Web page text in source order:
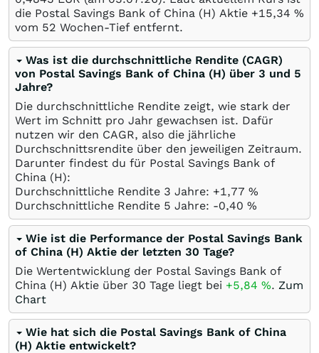
die Postal Savings Bank of China (H) Aktie +15,34 %
vom 52 Wochen-Tief entfernt.
Was ist die durchschnittliche Rendite (CAGR)
von Postal Savings Bank of China (H) über 3 und 5
Jahre?
Die durchschnittliche Rendite zeigt, wie stark der
Wert im Schnitt pro Jahr gewachsen ist. Dafür
nutzen wir den CAGR, also die jährliche
Durchschnittsrendite über den jeweiligen Zeitraum.
Darunter findest du für Postal Savings Bank of
China (H):
Durchschnittliche Rendite 3 Jahre: +1,77 %
Durchschnittliche Rendite 5 Jahre: -0,40 %
Wie ist die Performance der Postal Savings Bank
of China (H) Aktie der letzten 30 Tage?
Die Wertentwicklung der Postal Savings Bank of
China (H) Aktie über 30 Tage liegt bei +5,84 %. Zum
Chart
Wie hat sich die Postal Savings Bank of China
(H) Aktie entwickelt?